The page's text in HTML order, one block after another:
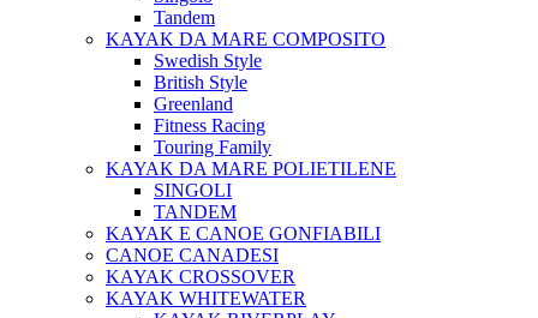
Tandem
KAYAK DA MARE COMPOSITO
Swedish Style
British Style
Greenland
Fitness Racing
Touring Family
KAYAK DA MARE POLIETILENE
SINGOLI
TANDEM
KAYAK E CANOE GONFIABILI
CANOE CANADESI
KAYAK CROSSOVER
KAYAK WHITEWATER